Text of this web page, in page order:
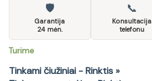
🛡
Garantija
24 mėn.
📞
Konsultacija
telefonu
Turime
Tinkami čiužiniai - Rinktis »